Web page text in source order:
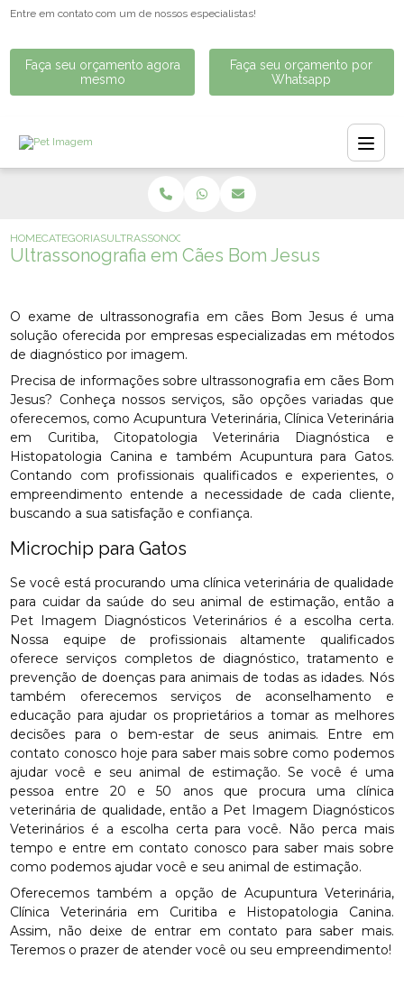
Entre em contato com um de nossos especialistas!
Faça seu orçamento agora
mesmo
Faça seu orçamento por
Whatsapp
HOMECATEGORIASULTRASSONOGRAFIA EM CÃES BOM JESUS
Ultrassonografia em Cães Bom Jesus
O exame de ultrassonografia em cães Bom Jesus é uma
solução oferecida por empresas especializadas em métodos
de diagnóstico por imagem.
Precisa de informações sobre ultrassonografia em cães Bom
Jesus? Conheça nossos serviços, são opções variadas que
oferecemos, como Acupuntura Veterinária, Clínica Veterinária
em Curitiba, Citopatologia Veterinária Diagnóstica e
Histopatologia Canina e também Acupuntura para Gatos.
Contando com profissionais qualificados e experientes, o
empreendimento entende a necessidade de cada cliente,
buscando a sua satisfação e confiança.
Microchip para Gatos
Se você está procurando uma clínica veterinária de qualidade
para cuidar da saúde do seu animal de estimação, então a
Pet Imagem Diagnósticos Veterinários é a escolha certa.
Nossa equipe de profissionais altamente qualificados
oferece serviços completos de diagnóstico, tratamento e
prevenção de doenças para animais de todas as idades. Nós
também oferecemos serviços de aconselhamento e
educação para ajudar os proprietários a tomar as melhores
decisões para o bem-estar de seus animais. Entre em
contato conosco hoje para saber mais sobre como podemos
ajudar você e seu animal de estimação. Se você é uma
pessoa entre 20 e 50 anos que procura uma clínica
veterinária de qualidade, então a Pet Imagem Diagnósticos
Veterinários é a escolha certa para você. Não perca mais
tempo e entre em contato conosco para saber mais sobre
como podemos ajudar você e seu animal de estimação.
Oferecemos também a opção de Acupuntura Veterinária,
Clínica Veterinária em Curitiba e Histopatologia Canina.
Assim, não deixe de entrar em contato para saber mais.
Teremos o prazer de atender você ou seu empreendimento!